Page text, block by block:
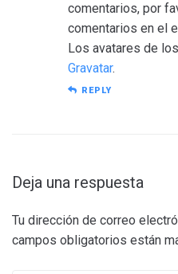
comentarios, por
comentarios en el
Los avatares de
Gravatar.
REPLY
Deja una respuesta
Tu dirección de correo
campos obligatorios están